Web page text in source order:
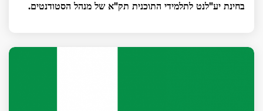
בחינת יע"לנט לתלמידי התוכנית תק"א של מנהל הסטודנטים.